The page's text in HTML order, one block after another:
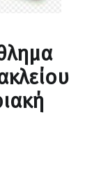
Κυριακή 10/8/2025”